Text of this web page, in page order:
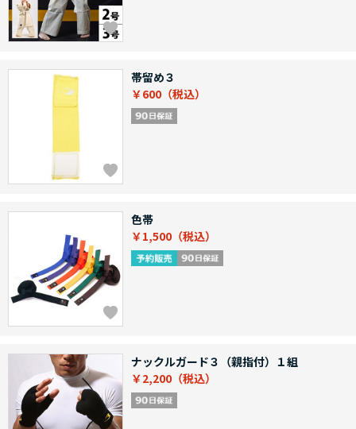
帯留め３
￥600
色帯
￥1,500
ナックルガード３（親指付）１組
￥2,200